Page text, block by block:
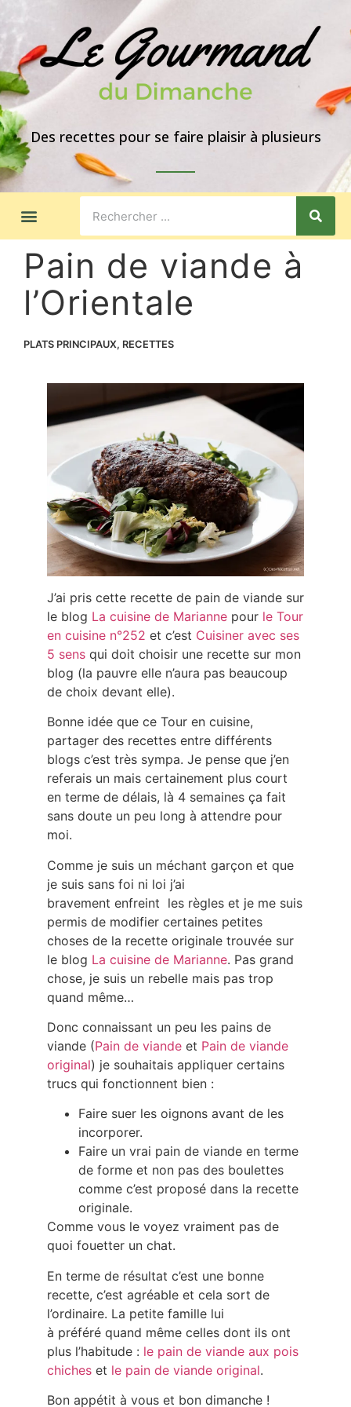
Des recettes pour se faire plaisir à plusieurs
Pain de viande à
l’Orientale
PLATS PRINCIPAUX, RECETTES
J’ai pris cette recette de pain de viande sur
le blog La cuisine de Marianne pour le Tour
en cuisine n°252 et c’est Cuisiner avec ses
5 sens qui doit choisir une recette sur mon
blog (la pauvre elle n’aura pas beaucoup
de choix devant elle).
Bonne idée que ce Tour en cuisine,
partager des recettes entre différents
blogs c’est très sympa. Je pense que j’en
referais un mais certainement plus court
en terme de délais, là 4 semaines ça fait
sans doute un peu long à attendre pour
moi.
Comme je suis un méchant garçon et que
je suis sans foi ni loi j’ai
bravement enfreint les règles et je me suis
permis de modifier certaines petites
choses de la recette originale trouvée sur
le blog La cuisine de Marianne. Pas grand
chose, je suis un rebelle mais pas trop
quand même…
Donc connaissant un peu les pains de
viande (Pain de viande et Pain de viande
original) je souhaitais appliquer certains
trucs qui fonctionnent bien :
Faire suer les oignons avant de les
incorporer.
Faire un vrai pain de viande en terme
de forme et non pas des boulettes
comme c’est proposé dans la recette
originale.
Comme vous le voyez vraiment pas de
quoi fouetter un chat.
En terme de résultat c’est une bonne
recette, c’est agréable et cela sort de
l’ordinaire. La petite famille lui
à préféré quand même celles dont ils ont
plus l’habitude : le pain de viande aux pois
chiches et le pain de viande original.
Bon appétit à vous et bon dimanche !